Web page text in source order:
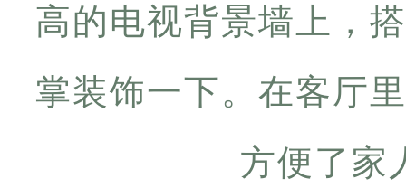
高的电视背景墙上，
掌装饰一下。在客厅
方便了家